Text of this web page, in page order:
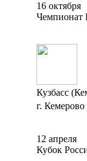
16 октября
Чемпионат
Кузбасс
г.
12 апреля
Кубок